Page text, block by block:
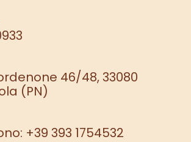
46/48, 33080
(PN)
+39 393 1754532